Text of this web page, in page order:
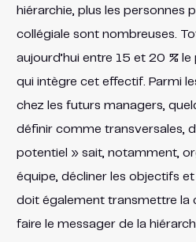
hiérarchie, plus les personnes
collégiale sont nombreuses.
aujourd’hui entre 15 et 20 %
qui intègre cet effectif. Parmi
chez les futurs managers,
définir comme transversales,
potentiel » sait, notamment,
équipe, décliner les objectifs
doit également transmettre la
faire le messager de la